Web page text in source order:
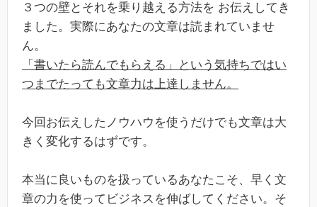
３つの壁とそれを乗り越える方法を お伝えしてき
ました。実際にあなたの文章は読まれていませ
ん。
「書いたら読んでもらえる」という気持ちではい
つまでたっても文章力は上達しません。
今回お伝えしたノウハウを使うだけでも文章は大
きく変化するはずです。
本当に良いものを扱っているあなたこそ、早く文
章の力を使ってビジネスを伸ばしてください。そ